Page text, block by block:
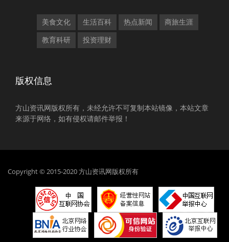
美食文化 生活百科 热点新闻 商旅生涯
教育科研 投资理财
版权信息
方山资讯网版权所有，未经允许不可复制本站镜像，本站文章
来源于网络，如有侵权请邮件举报！
Copyright © 2015-2020 方山资讯网版权所有